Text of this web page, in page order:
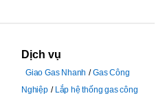
Dịch vụ
Giao Gas Nhanh
Gas Công
Nghiệp
Lắp hệ thống gas công